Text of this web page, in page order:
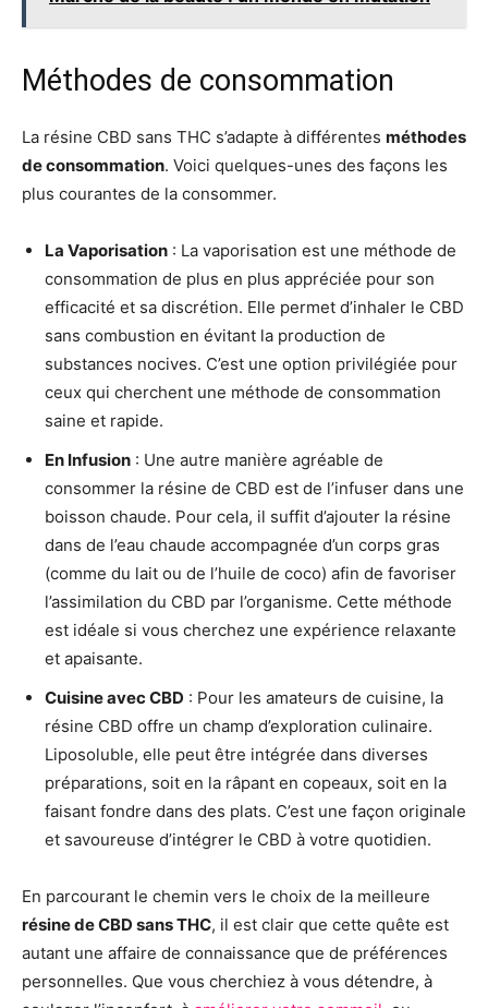
Méthodes de consommation
La résine CBD sans THC s’adapte à différentes méthodes
de consommation. Voici quelques-unes des façons les
plus courantes de la consommer.
La Vaporisation : La vaporisation est une méthode de
consommation de plus en plus appréciée pour son
efficacité et sa discrétion. Elle permet d’inhaler le CBD
sans combustion en évitant la production de
substances nocives. C’est une option privilégiée pour
ceux qui cherchent une méthode de consommation
saine et rapide.
En Infusion : Une autre manière agréable de
consommer la résine de CBD est de l’infuser dans une
boisson chaude. Pour cela, il suffit d’ajouter la résine
dans de l’eau chaude accompagnée d’un corps gras
(comme du lait ou de l’huile de coco) afin de favoriser
l’assimilation du CBD par l’organisme. Cette méthode
est idéale si vous cherchez une expérience relaxante
et apaisante.
Cuisine avec CBD : Pour les amateurs de cuisine, la
résine CBD offre un champ d’exploration culinaire.
Liposoluble, elle peut être intégrée dans diverses
préparations, soit en la râpant en copeaux, soit en la
faisant fondre dans des plats. C’est une façon originale
et savoureuse d’intégrer le CBD à votre quotidien.
En parcourant le chemin vers le choix de la meilleure
résine de CBD sans THC, il est clair que cette quête est
autant une affaire de connaissance que de préférences
personnelles. Que vous cherchiez à vous détendre, à